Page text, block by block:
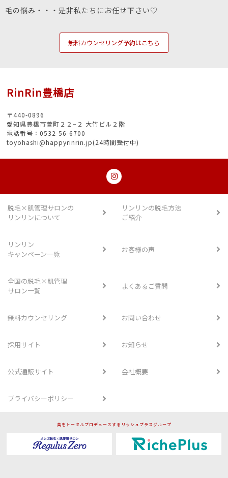
毛の悩み・・・是非私たちにお任せ下さい♡
無料カウンセリング予約はこちら
RinRin豊橋店
〒440-0896
愛知県豊橋市萱町２２−２ 大竹ビル２階
電話番号：0532-56-6700
toyohashi@happyrinrin.jp(24時間受付中)
脱毛×肌管理サロンの
リンリンについて
リンリンの脱毛方法
ご紹介
リンリン
キャンペーン一覧
お客様の声
全国の脱毛×肌管理
サロン一覧
よくあるご質問
無料カウンセリング お問い合わせ
採用サイト お知らせ
公式通販サイト 会社概要
プライバシーポリシー
美をトータルプロデュースするリッシュプラスグループ